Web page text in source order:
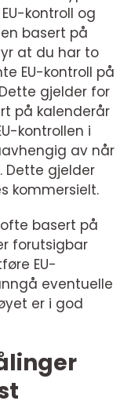
kontroll og
basert på
at du har to
EU-kontroll på
gjelder for
på kalenderår
kontrollen i
av når
Dette gjelder
kommersielt.
basert på
forutsigbar
EU-
eventuelle
er i god